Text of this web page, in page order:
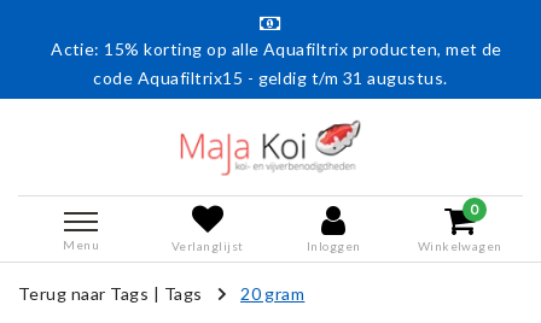
Actie: 15% korting op alle Aquafiltrix producten, met de
code Aquafiltrix15 - geldig t/m 31 augustus.
Menu Verlanglijst Inloggen
0
Winkelwagen
Terug naar Tags | Tags 20 gram